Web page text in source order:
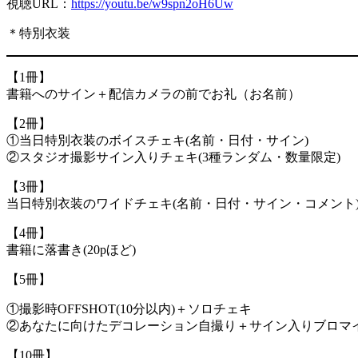
視聴URL： https://youtu.be/w9spn2oH6Uw
＊特別衣装
【1冊】
書籍へのサイン＋配信カメラの前でお礼（お名前）
【2冊】
①当日特別衣装のボイスチェキ(名前・日付・サイン)
②スタジオ撮影サイン入りチェキ(3種ランダム・数量限定)
【3冊】
当日特別衣装のワイドチェキ(名前・日付・サイン・コメント
【4冊】
書籍に落書き(20pほど)
【5冊】
①撮影時OFFSHOT(10分以内)＋ソロチェキ
②あなたに向けたデコレーション自撮り＋サイン入りブロマ
【10冊】